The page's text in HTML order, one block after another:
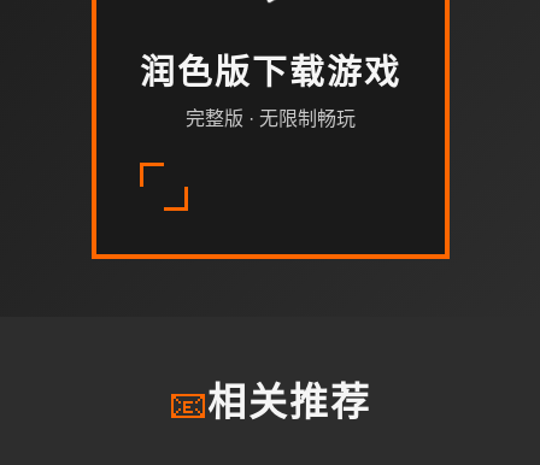
润色版下载游戏
完整版 · 无限制畅玩
📧相关推荐